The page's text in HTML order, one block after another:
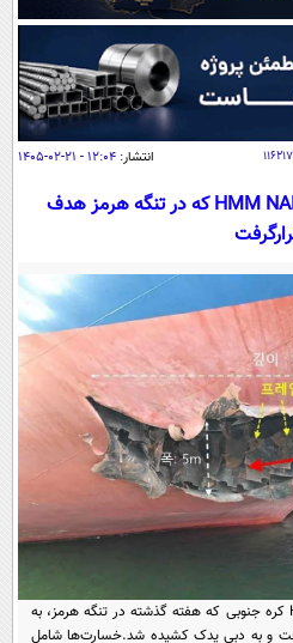
شرعی
سواد زندگی
اقتصاد
اقتصادی
خودرو
جامعه
اجتماعی
حوادث
سلامت
برش دانایی
زیست
و تفریح
ورزشی
الملل
خارجی
و هنر
و دانش
فناوری و It
علمی
کریپتو
قرآن
گوناگون
سرگرمی
باشگاه مغز
تصویری سلاح
فیلم
اقتصاد
سیاست
ایران 2
ها و دیدنی ها
کوتاه
زبان
انتشار: ۱۲:۰۴ - ۲۱-۰۲-۱۴۰۵
تصاویری از کشتی باری HMM NAMU که در تنگه هرمز هدف
تصاویری از کشتی باری HMM NAMU کره جنوبی که هفته گذشته در تنگه هرمز، به
و به دبی یدک کشیده شد.خسارت‌ها شامل